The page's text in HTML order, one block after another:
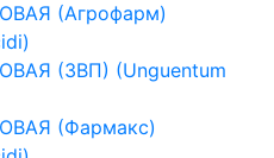
(Агрофарм)
(ЗВП) (Unguentum
(Фармакс)